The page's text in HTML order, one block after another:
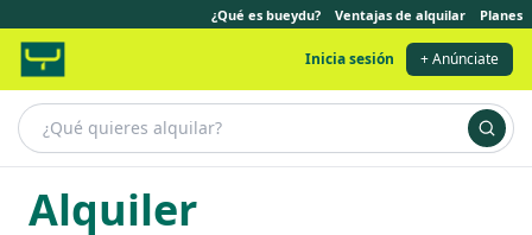
¿Qué es bueydu? Ventajas de alquilar Planes
Inicia sesión + Anúnciate
Alquiler